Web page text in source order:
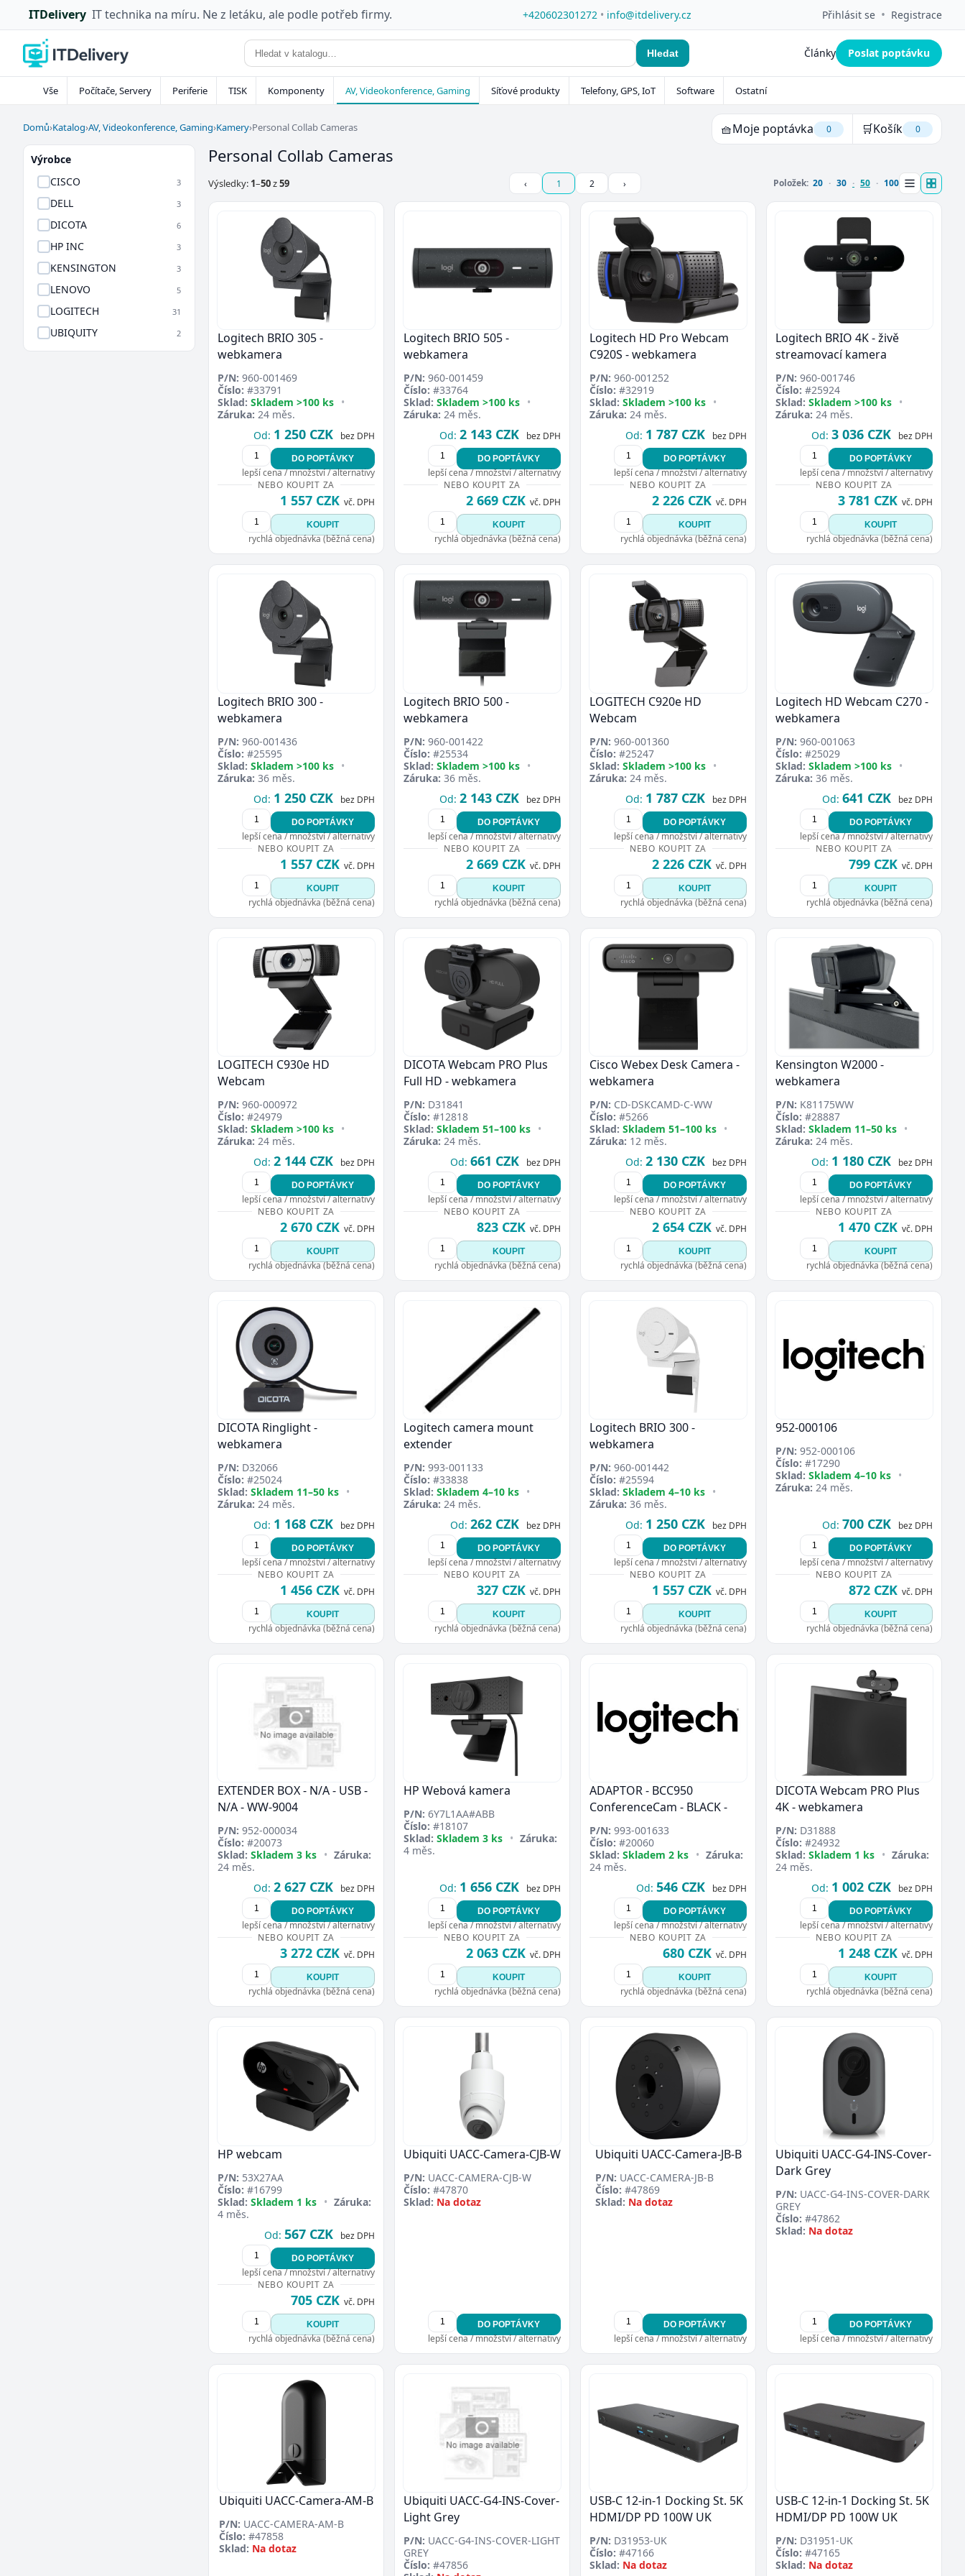
ITDelivery IT technika na míru. Ne z letáku, ale podle potřeb firmy. +420602301272 • info@itdelivery.cz Přihlásit se • Registrace
Hledat Články Poslat poptávku
Vše Počítače, Servery Periferie TISK Komponenty AV, Videokonference, Gaming Síťové produkty Telefony, GPS, IoT Software Ostatní
Domů›Katalog›AV, Videokonference, Gaming›Kamery›Personal Collab Cameras 🧺Moje poptávka 0 🛒Košík 0
Přejít do poptávky
Výrobce
CISCO
3
DELL 3
DICOTA 6
HP INC 3
KENSINGTON 3
LENOVO 5
LOGITECH 31
UBIQUITY 2
Personal Collab Cameras
Výsledky: 1–50z59 ‹ 1 2 › Položek: 20 30 50 100
Logitech BRIO 305 -
webkamera
P/N: 960-001469
Číslo: #33791
Sklad: Skladem >100 ks •
Záruka: 24 měs.
Od: 1 250 CZK bez DPH
DO POPTÁVKY
lepší cena / množství / alternativy
NEBO KOUPIT ZA
1 557 CZK vč. DPH
KOUPIT
rychlá objednávka (běžná cena)
Logitech BRIO 505 -
webkamera
P/N: 960-001459
Číslo: #33764
Sklad: Skladem >100 ks •
Záruka: 24 měs.
Od: 2 143 CZK bez DPH
DO POPTÁVKY
lepší cena / množství / alternativy
NEBO KOUPIT ZA
2 669 CZK vč. DPH
KOUPIT
rychlá objednávka (běžná cena)
Logitech HD Pro Webcam
C920S - webkamera
P/N: 960-001252
Číslo: #32919
Sklad: Skladem >100 ks •
Záruka: 24 měs.
Od: 1 787 CZK bez DPH
DO POPTÁVKY
lepší cena / množství / alternativy
NEBO KOUPIT ZA
2 226 CZK vč. DPH
KOUPIT
rychlá objednávka (běžná cena)
Logitech BRIO 4K - živě
streamovací kamera
P/N: 960-001746
Číslo: #25924
Sklad: Skladem >100 ks •
Záruka: 24 měs.
Od: 3 036 CZK bez DPH
DO POPTÁVKY
lepší cena / množství / alternativy
NEBO KOUPIT ZA
3 781 CZK vč. DPH
KOUPIT
rychlá objednávka (běžná cena)
Logitech BRIO 300 -
webkamera
P/N: 960-001436
Číslo: #25595
Sklad: Skladem >100 ks •
Záruka: 36 měs.
Od: 1 250 CZK bez DPH
DO POPTÁVKY
lepší cena / množství / alternativy
NEBO KOUPIT ZA
1 557 CZK vč. DPH
KOUPIT
rychlá objednávka (běžná cena)
Logitech BRIO 500 -
webkamera
P/N: 960-001422
Číslo: #25534
Sklad: Skladem >100 ks •
Záruka: 36 měs.
Od: 2 143 CZK bez DPH
DO POPTÁVKY
lepší cena / množství / alternativy
NEBO KOUPIT ZA
2 669 CZK vč. DPH
KOUPIT
rychlá objednávka (běžná cena)
LOGITECH C920e HD
Webcam
P/N: 960-001360
Číslo: #25247
Sklad: Skladem >100 ks •
Záruka: 24 měs.
Od: 1 787 CZK bez DPH
DO POPTÁVKY
lepší cena / množství / alternativy
NEBO KOUPIT ZA
2 226 CZK vč. DPH
KOUPIT
rychlá objednávka (běžná cena)
Logitech HD Webcam C270 -
webkamera
P/N: 960-001063
Číslo: #25029
Sklad: Skladem >100 ks •
Záruka: 36 měs.
Od: 641 CZK bez DPH
DO POPTÁVKY
lepší cena / množství / alternativy
NEBO KOUPIT ZA
799 CZK vč. DPH
KOUPIT
rychlá objednávka (běžná cena)
LOGITECH C930e HD
Webcam
P/N: 960-000972
Číslo: #24979
Sklad: Skladem >100 ks •
Záruka: 24 měs.
Od: 2 144 CZK bez DPH
DO POPTÁVKY
lepší cena / množství / alternativy
NEBO KOUPIT ZA
2 670 CZK vč. DPH
KOUPIT
rychlá objednávka (běžná cena)
DICOTA Webcam PRO Plus
Full HD - webkamera
P/N: D31841
Číslo: #12818
Sklad: Skladem 51–100 ks •
Záruka: 24 měs.
Od: 661 CZK bez DPH
DO POPTÁVKY
lepší cena / množství / alternativy
NEBO KOUPIT ZA
823 CZK vč. DPH
KOUPIT
rychlá objednávka (běžná cena)
Cisco Webex Desk Camera -
webkamera
P/N: CD-DSKCAMD-C-WW
Číslo: #5266
Sklad: Skladem 51–100 ks •
Záruka: 12 měs.
Od: 2 130 CZK bez DPH
DO POPTÁVKY
lepší cena / množství / alternativy
NEBO KOUPIT ZA
2 654 CZK vč. DPH
KOUPIT
rychlá objednávka (běžná cena)
Kensington W2000 -
webkamera
P/N: K81175WW
Číslo: #28887
Sklad: Skladem 11–50 ks •
Záruka: 24 měs.
Od: 1 180 CZK bez DPH
DO POPTÁVKY
lepší cena / množství / alternativy
NEBO KOUPIT ZA
1 470 CZK vč. DPH
KOUPIT
rychlá objednávka (běžná cena)
DICOTA Ringlight -
webkamera
P/N: D32066
Číslo: #25024
Sklad: Skladem 11–50 ks •
Záruka: 24 měs.
Od: 1 168 CZK bez DPH
DO POPTÁVKY
lepší cena / množství / alternativy
NEBO KOUPIT ZA
1 456 CZK vč. DPH
KOUPIT
rychlá objednávka (běžná cena)
Logitech camera mount
extender
P/N: 993-001133
Číslo: #33838
Sklad: Skladem 4–10 ks •
Záruka: 24 měs.
Od: 262 CZK bez DPH
DO POPTÁVKY
lepší cena / množství / alternativy
NEBO KOUPIT ZA
327 CZK vč. DPH
KOUPIT
rychlá objednávka (běžná cena)
Logitech BRIO 300 -
webkamera
P/N: 960-001442
Číslo: #25594
Sklad: Skladem 4–10 ks •
Záruka: 36 měs.
Od: 1 250 CZK bez DPH
DO POPTÁVKY
lepší cena / množství / alternativy
NEBO KOUPIT ZA
1 557 CZK vč. DPH
KOUPIT
rychlá objednávka (běžná cena)
952-000106
P/N: 952-000106
Číslo: #17290
Sklad: Skladem 4–10 ks •
Záruka: 24 měs.
Od: 700 CZK bez DPH
DO POPTÁVKY
lepší cena / množství / alternativy
NEBO KOUPIT ZA
872 CZK vč. DPH
KOUPIT
rychlá objednávka (běžná cena)
EXTENDER BOX - N/A - USB -
N/A - WW-9004
P/N: 952-000034
Číslo: #20073
Sklad: Skladem 3 ks • Záruka:
24 měs.
Od: 2 627 CZK bez DPH
DO POPTÁVKY
lepší cena / množství / alternativy
NEBO KOUPIT ZA
3 272 CZK vč. DPH
KOUPIT
rychlá objednávka (běžná cena)
HP Webová kamera
P/N: 6Y7L1AA#ABB
Číslo: #18107
Sklad: Skladem 3 ks • Záruka:
4 měs.
Od: 1 656 CZK bez DPH
DO POPTÁVKY
lepší cena / množství / alternativy
NEBO KOUPIT ZA
2 063 CZK vč. DPH
KOUPIT
rychlá objednávka (běžná cena)
ADAPTOR - BCC950
ConferenceCam - BLACK -
P/N: 993-001633
Číslo: #20060
Sklad: Skladem 2 ks • Záruka:
24 měs.
Od: 546 CZK bez DPH
DO POPTÁVKY
lepší cena / množství / alternativy
NEBO KOUPIT ZA
680 CZK vč. DPH
KOUPIT
rychlá objednávka (běžná cena)
DICOTA Webcam PRO Plus
4K - webkamera
P/N: D31888
Číslo: #24932
Sklad: Skladem 1 ks • Záruka:
24 měs.
Od: 1 002 CZK bez DPH
DO POPTÁVKY
lepší cena / množství / alternativy
NEBO KOUPIT ZA
1 248 CZK vč. DPH
KOUPIT
rychlá objednávka (běžná cena)
HP webcam
P/N: 53X27AA
Číslo: #16799
Sklad: Skladem 1 ks • Záruka:
4 měs.
Od: 567 CZK bez DPH
DO POPTÁVKY
lepší cena / množství / alternativy
NEBO KOUPIT ZA
705 CZK vč. DPH
KOUPIT
rychlá objednávka (běžná cena)
Ubiquiti UACC-Camera-CJB-W
P/N: UACC-CAMERA-CJB-W
Číslo: #47870
Sklad: Na dotaz
DO POPTÁVKY
lepší cena / množství / alternativy
Ubiquiti UACC-Camera-JB-B
P/N: UACC-CAMERA-JB-B
Číslo: #47869
Sklad: Na dotaz
DO POPTÁVKY
lepší cena / množství / alternativy
Ubiquiti UACC-G4-INS-Cover-
Dark Grey
P/N: UACC-G4-INS-COVER-DARK
GREY
Číslo: #47862
Sklad: Na dotaz
DO POPTÁVKY
lepší cena / množství / alternativy
Ubiquiti UACC-Camera-AM-B
P/N: UACC-CAMERA-AM-B
Číslo: #47858
Sklad: Na dotaz
Ubiquiti UACC-G4-INS-Cover-
Light Grey
P/N: UACC-G4-INS-COVER-LIGHT
GREY
Číslo: #47856
USB-C 12-in-1 Docking St. 5K
HDMI/DP PD 100W UK
P/N: D31953-UK
Číslo: #47166
Sklad: Na dotaz
USB-C 12-in-1 Docking St. 5K
HDMI/DP PD 100W UK
P/N: D31951-UK
Číslo: #47165
Sklad: Na dotaz